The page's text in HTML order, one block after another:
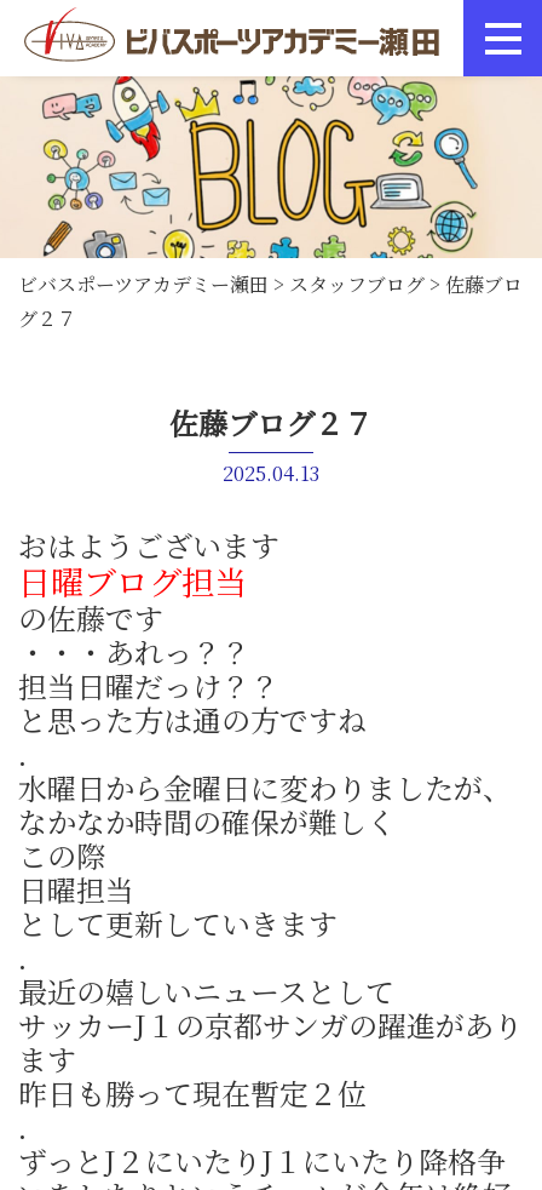
ビバスポーツアカデミー瀬田 > スタッフブログ > 佐藤ブロ
グ２７
佐藤ブログ２７
2025.04.13
おはようございます
日曜ブログ担当
の佐藤です
・・・あれっ？？
担当日曜だっけ？？
と思った方は通の方ですね
.
水曜日から金曜日に変わりましたが、
なかなか時間の確保が難しく
この際
日曜担当
として更新していきます
.
最近の嬉しいニュースとして
サッカーJ１の京都サンガの躍進があり
ます
昨日も勝って現在暫定２位
.
ずっとJ２にいたりJ１にいたり降格争